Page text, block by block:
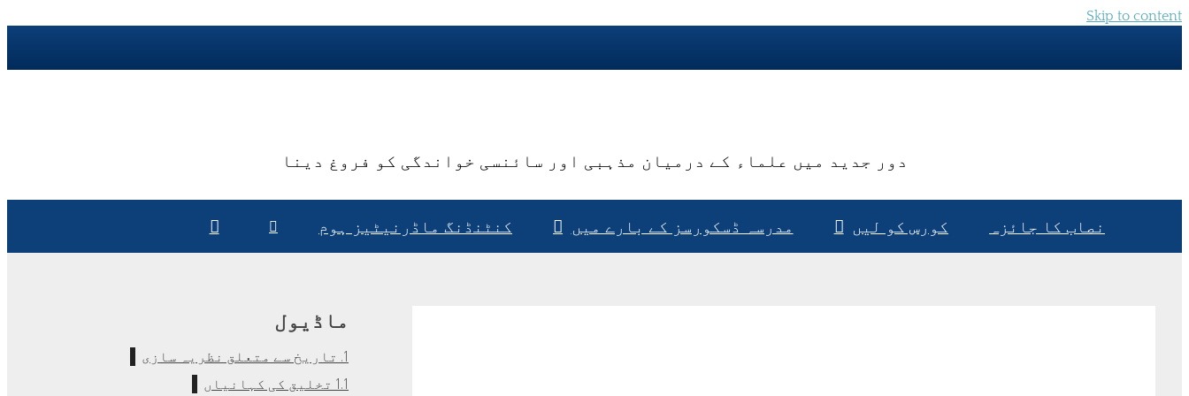
Skip to content
دور جدید میں علماء کے درمیان مذہبی اور سائنسی خواندگی کو فروغ دینا
نصاب کا جائزہ کورس کو لیں مدرسہ ڈسکورسز کے بارے میں کنٹنڈنگ ماڈرنیٹیز ہوم
ماڈیول
1. تاریخ سے متعلق نظریہ سازی
1.1 تخلیق کی کہانیاں